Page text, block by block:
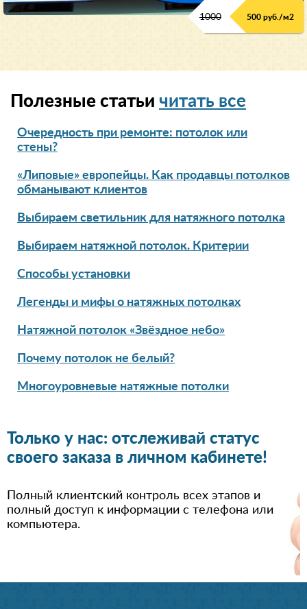
1000 500 руб./м2
Полезные статьи читать все
Очередность при ремонте: потолок или
стены?
«Липовые» европейцы. Как продавцы потолков
обманывают клиентов
Выбираем светильник для натяжного потолка
Выбираем натяжной потолок. Критерии
Способы установки
Легенды и мифы о натяжных потолках
Натяжной потолок «Звёздное небо»
Почему потолок не белый?
Многоуровневые натяжные потолки
Только у нас: отслеживай статус
своего заказа в личном кабинете!
Полный клиентский контроль всех этапов и
полный доступ к информации с телефона или
компьютера.